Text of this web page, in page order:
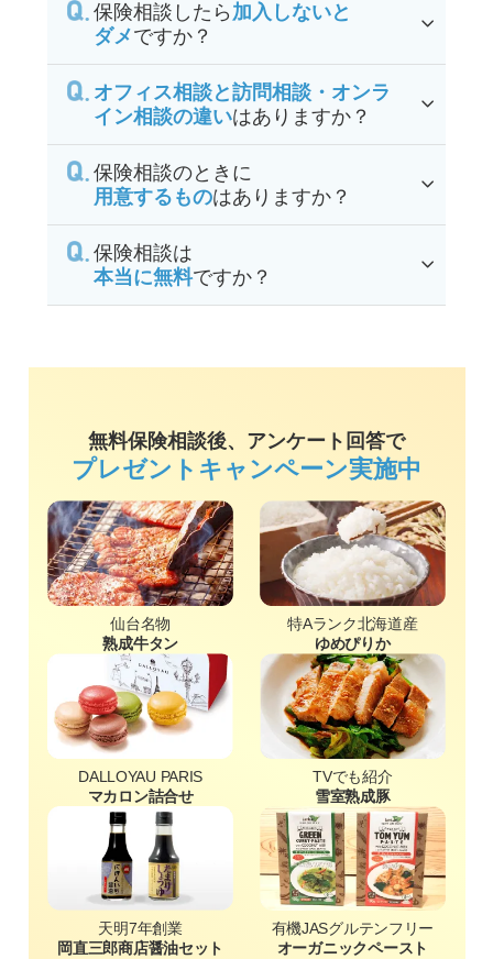
保険相談したら 加入しないと
ダメですか？
オフィス相談と訪問相談・オンラ
イン相談の違いはありますか？
保険相談のときに
用意するものはありますか？
保険相談は
本当に無料ですか？
無料保険相談後、アンケート回答で
プレゼントキャンペーン実施中
仙台名物
熟成牛タン
特Aランク北海道産
ゆめぴりか
DALLOYAU PARIS
マカロン詰合せ
TVでも紹介
雪室熟成豚
天明7年創業
岡直三郎商店醤油セット
有機JASグルテンフリー
オーガニックペースト